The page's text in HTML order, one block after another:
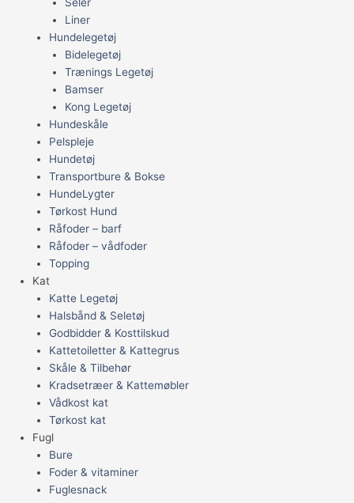
Liner
Hundelegetøj
Bidelegetøj
Trænings Legetøj
Bamser
Kong Legetøj
Hundeskåle
Pelspleje
Hundetøj
Transportbure & Bokse
HundeLygter
Tørkost Hund
Råfoder – barf
Råfoder – vådfoder
Topping
Kat
Katte Legetøj
Halsbånd & Seletøj
Godbidder & Kosttilskud
Kattetoiletter & Kattegrus
Skåle & Tilbehør
Kradsetræer & Kattemøbler
Vådkost kat
Tørkost kat
Fugl
Bure
Foder & vitaminer
Fuglesnack